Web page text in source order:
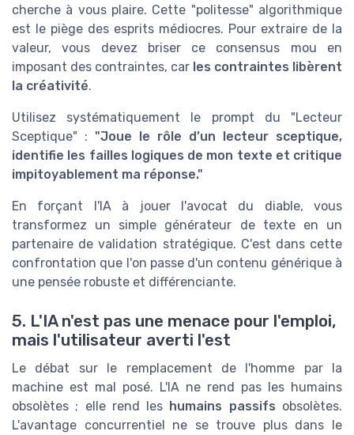
cherche à vous plaire. Cette "politesse" algorithmique
est le piège des esprits médiocres. Pour extraire de la
valeur, vous devez briser ce consensus mou en
imposant des contraintes, car les contraintes libèrent
la créativité.
Utilisez systématiquement le prompt du "Lecteur
Sceptique" : "Joue le rôle d’un lecteur sceptique,
identifie les failles logiques de mon texte et critique
impitoyablement ma réponse."
En forçant l'IA à jouer l'avocat du diable, vous
transformez un simple générateur de texte en un
partenaire de validation stratégique. C'est dans cette
confrontation que l'on passe d'un contenu générique à
une pensée robuste et différenciante.
5. L'IA n'est pas une menace pour l'emploi,
mais l'utilisateur averti l'est
Le débat sur le remplacement de l'homme par la
machine est mal posé. L'IA ne rend pas les humains
obsolètes ; elle rend les humains passifs obsolètes.
L'avantage concurrentiel ne se trouve plus dans le